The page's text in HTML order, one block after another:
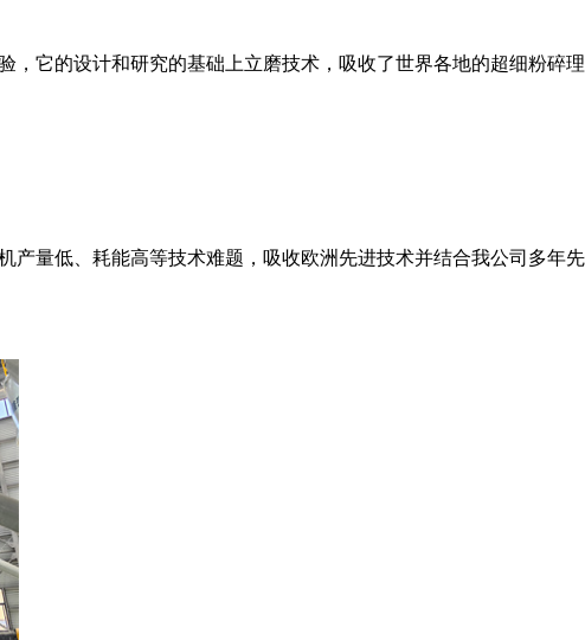
，它的设计和研究的基础上立磨技术，吸收了世界各地的超细粉碎
产量低、耗能高等技术难题，吸收欧洲先进技术并结合我公司多年